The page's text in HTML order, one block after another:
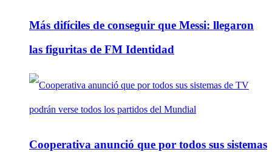
Más difíciles de conseguir que Messi: llegaron
las figuritas de FM Identidad
Cooperativa anunció que por todos sus sistemas